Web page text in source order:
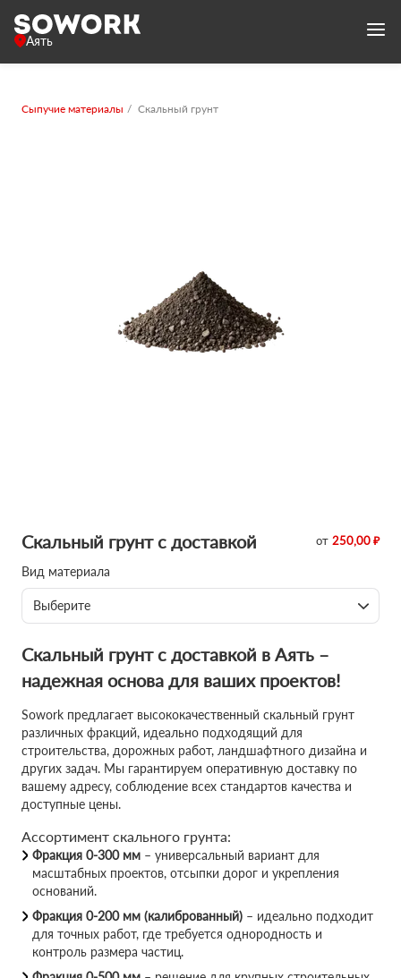
Аять
Сыпучие материалы Скальный грунт
Скальный грунт с доставкой от 250,00 ₽
Вид материала
Выберите
Скальный грунт с доставкой в Аять –
надежная основа для ваших проектов!
Sowork предлагает высококачественный скальный грунт
различных фракций, идеально подходящий для
строительства, дорожных работ, ландшафтного дизайна и
других задач. Мы гарантируем оперативную доставку по
вашему адресу, соблюдение всех стандартов качества и
доступные цены.
Ассортимент скального грунта:
Фракция 0-300 мм – универсальный вариант для
масштабных проектов, отсыпки дорог и укрепления
оснований.
Фракция 0-200 мм (калиброванный) – идеально подходит
для точных работ, где требуется однородность и
контроль размера частиц.